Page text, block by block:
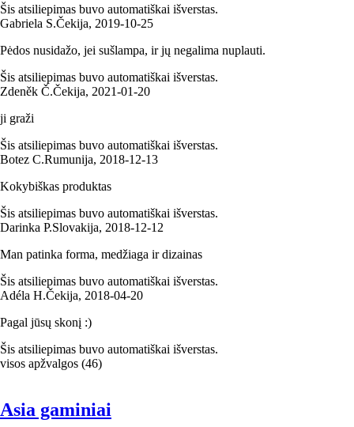
Šis atsiliepimas buvo automatiškai išverstas.
Gabriela S.Čekija, 2019‑10‑25
Pėdos nusidažo, jei sušlampa, ir jų negalima nuplauti.
Šis atsiliepimas buvo automatiškai išverstas.
Zdeněk Č.Čekija, 2021‑01‑20
ji graži
Šis atsiliepimas buvo automatiškai išverstas.
Botez C.Rumunija, 2018‑12‑13
Kokybiškas produktas
Šis atsiliepimas buvo automatiškai išverstas.
Darinka P.Slovakija, 2018‑12‑12
Man patinka forma, medžiaga ir dizainas
Šis atsiliepimas buvo automatiškai išverstas.
Adéla H.Čekija, 2018‑04‑20
Pagal jūsų skonį :)
Šis atsiliepimas buvo automatiškai išverstas.
visos apžvalgos (46)
Asia gaminiai